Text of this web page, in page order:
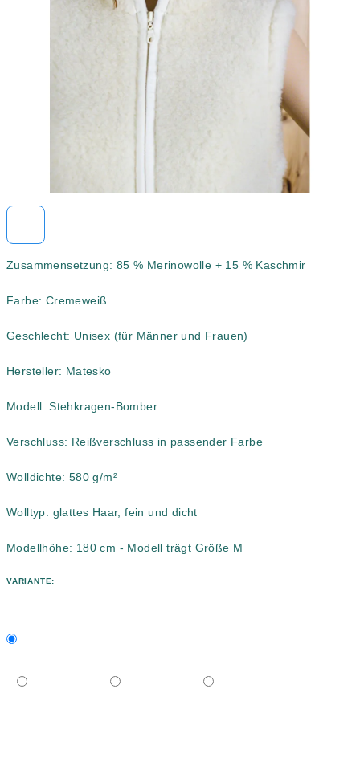
Zusammensetzung: 85 % Merinowolle + 15 % Kaschmir
Farbe: Cremeweiß
Geschlecht: Unisex (für Männer und Frauen)
Hersteller: Matesko
Modell: Stehkragen-Bomber
Verschluss: Reißverschluss in passender Farbe
Wolldichte: 580 g/m²
Wolltyp: glattes Haar, fein und dicht
Modellhöhe: 180 cm - Modell trägt Größe M
VARIANTE:
5
Sternen.